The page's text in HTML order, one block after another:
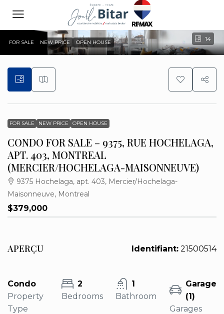
14
FOR SALE NEW PRICE OPEN HOUSE
FOR SALE NEW PRICE OPEN HOUSE
CONDO FOR SALE – 9375, RUE HOCHELAGA,
APT. 403, MONTREAL
(MERCIER/HOCHELAGA-MAISONNEUVE)
9375 Hochelaga, apt. 403, Mercier/Hochelaga-
Maisonneuve, Montreal
$379,000
APERÇU Identifiant: 21500514
Condo
Property
Type
2
Bedrooms
1
Bathroom
Garage
(1)
Garages